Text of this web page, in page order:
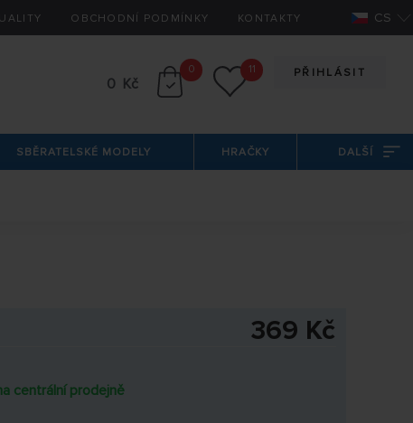
OBCHODNÍ PODMÍNKY KONTAKTY CS
PŘIHLÁSIT
0 Kč
0 11
SBĚRATELSKÉ MODELY HRAČKY DALŠÍ
369 Kč
centrální prodejně